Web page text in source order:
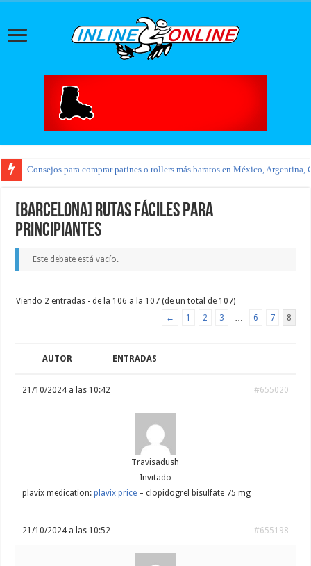
Consejos para comprar patines o rollers más baratos en México, Argentina,
[Barcelona] Rutas fáciles para
principiantes
Este debate está vacío.
Viendo 2 entradas - de la 106 a la 107 (de un total de 107)
←
1 2 3 … 6 7 8
AUTOR ENTRADAS
21/10/2024 a las 10:42 #655020
Travisadush
Invitado
plavix medication:plavix price – clopidogrel bisulfate 75 mg
21/10/2024 a las 10:52 #655198